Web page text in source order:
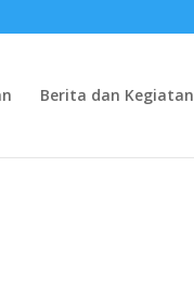
Berita dan Kegiatan